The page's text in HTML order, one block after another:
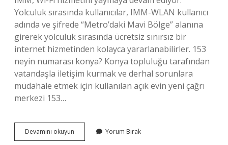
Yolculuk sırasında kullanıcılar, IMM-WLAN kullanıcı
adında ve şifrede “Metro’daki Mavi Bölge” alanına
girerek yolculuk sırasında ücretsiz sınırsız bir
internet hizmetinden kolayca yararlanabilirler. 153
neyin numarası konya? Konya topluluğu tarafından
vatandaşla iletişim kurmak ve derhal sorunlara
müdahale etmek için kullanılan açık evin yeni çağrı
merkezi 153…
Devamını okuyun
Büyükşehir
Yorum Bırak